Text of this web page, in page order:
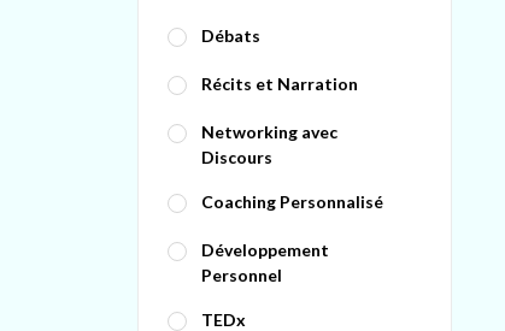
Débats
Récits et Narration
Networking avec
Discours
Coaching Personnalisé
Développement
Personnel
TEDx